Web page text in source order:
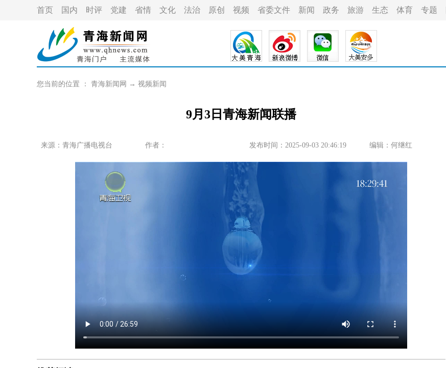
首页 国内 时评 党建 省情 文化 法治 原创 视频 省委文件 新闻 政务 旅游 生态 体育 专题
您当前的位置 ： 青海新闻网 → 视频新闻
9月3日青海新闻联播
来源：青海广播电视台 作者： 发布时间：2025-09-03 20:46:19 编辑：何继红